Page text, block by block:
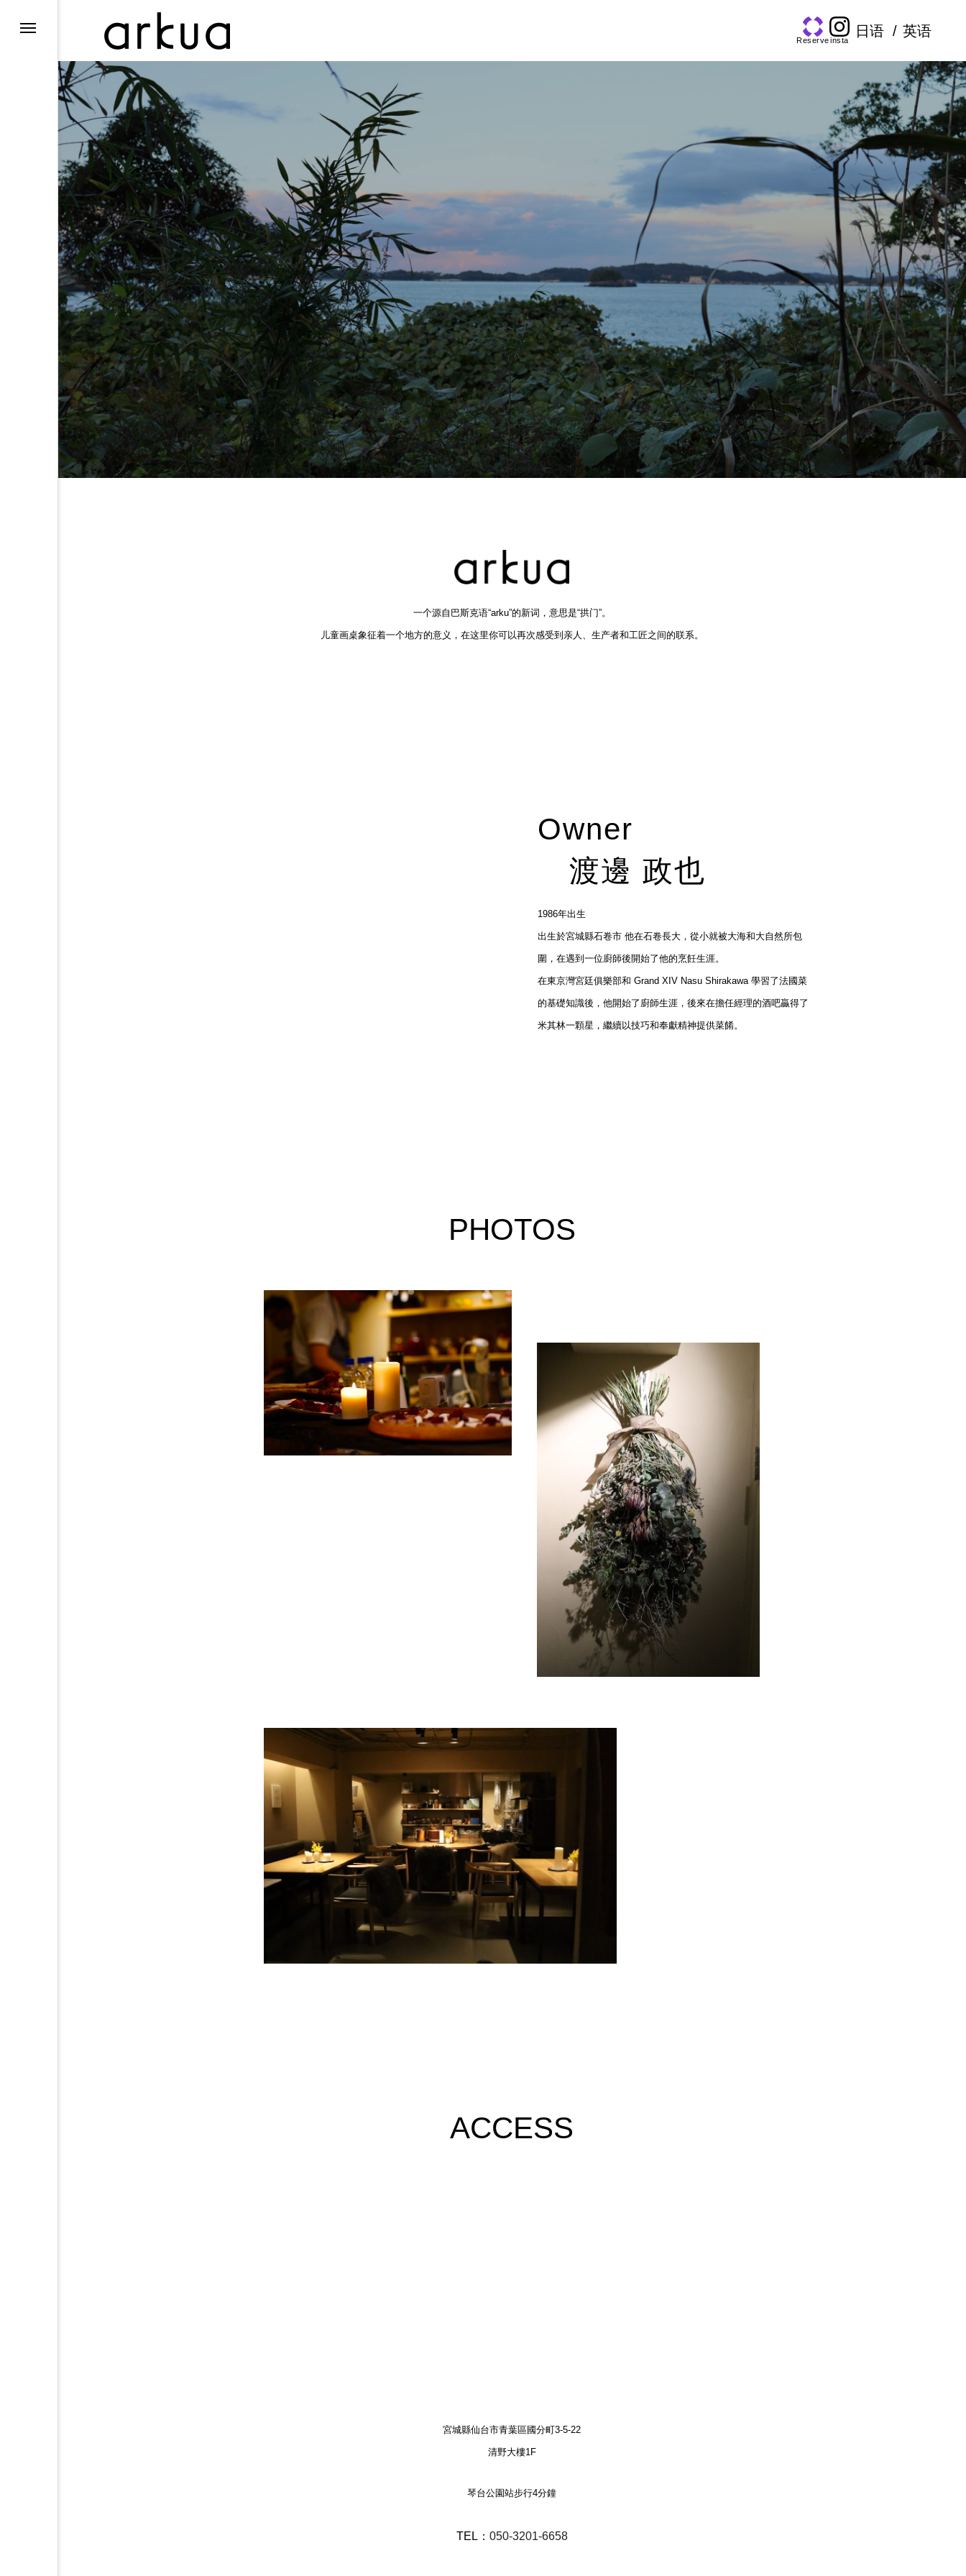
Reserveinsta
日语 英语
一个源自巴斯克语“arku”的新词，意思是“拱门”。
儿童画桌象征着一个地方的意义，在这里你可以再次感受到亲人、生产者和工匠之间的联系。
Owner
渡邊 政也
1986年出生
出生於宮城縣石卷市 他在石卷長大，從小就被大海和大自然所包
圍，在遇到一位廚師後開始了他的烹飪生涯。
在東京灣宮廷俱樂部和 Grand XIV Nasu Shirakawa 學習了法國菜
的基礎知識後，他開始了廚師生涯，後來在擔任經理的酒吧贏得了
米其林一顆星，繼續以技巧和奉獻精神提供菜餚。
PHOTOS
ACCESS
宮城縣仙台市青葉區國分町3-5-22
清野大樓1F
琴台公園站步行4分鐘
TEL： 050-3201-6658